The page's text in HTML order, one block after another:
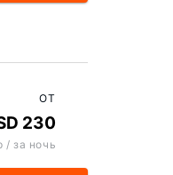
ОТ
230
/ за ночь